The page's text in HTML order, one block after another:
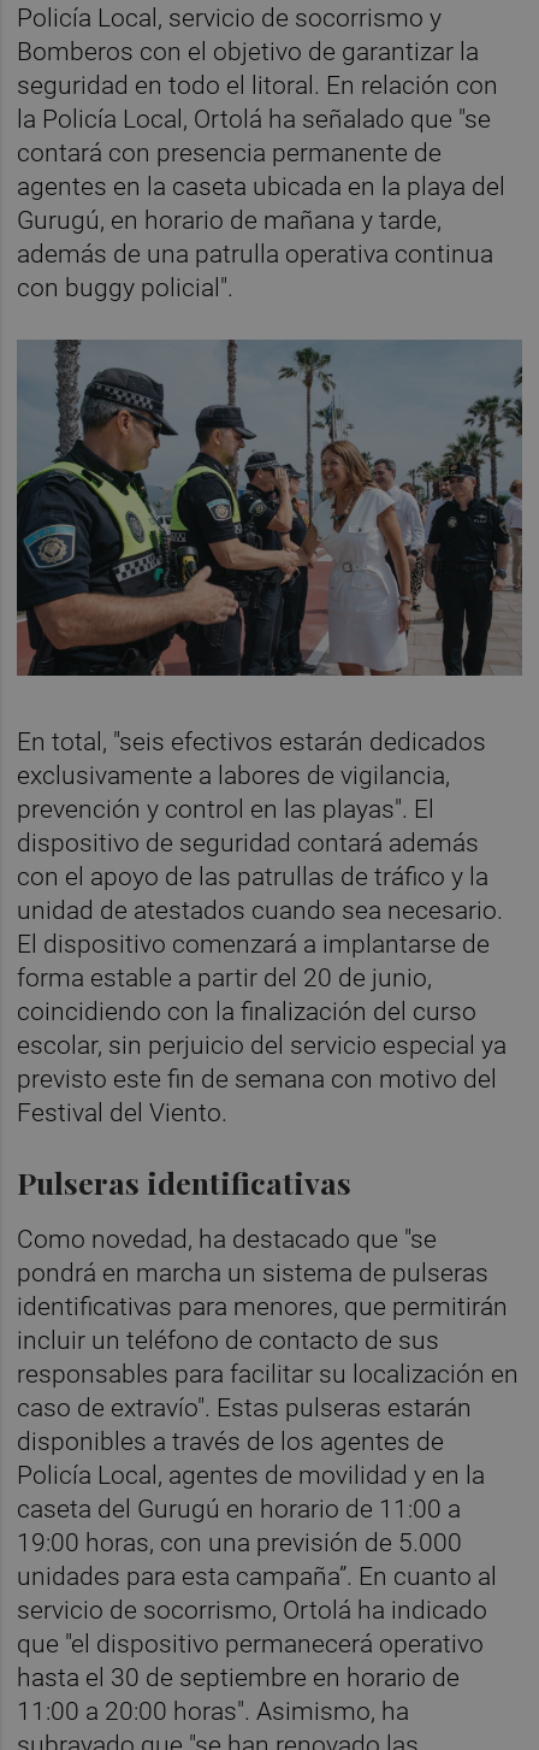
Policía Local, servicio de socorrismo y
Bomberos con el objetivo de garantizar la
seguridad en todo el litoral. En relación con
la Policía Local, Ortolá ha señalado que "se
contará con presencia permanente de
agentes en la caseta ubicada en la playa del
Gurugú, en horario de mañana y tarde,
además de una patrulla operativa continua
con buggy policial".
En total, "seis efectivos estarán dedicados
exclusivamente a labores de vigilancia,
prevención y control en las playas". El
dispositivo de seguridad contará además
con el apoyo de las patrullas de tráfico y la
unidad de atestados cuando sea necesario.
El dispositivo comenzará a implantarse de
forma estable a partir del 20 de junio,
coincidiendo con la finalización del curso
escolar, sin perjuicio del servicio especial ya
previsto este fin de semana con motivo del
Festival del Viento.
Pulseras identificativas
Como novedad, ha destacado que "se
pondrá en marcha un sistema de pulseras
identificativas para menores, que permitirán
incluir un teléfono de contacto de sus
responsables para facilitar su localización en
caso de extravío". Estas pulseras estarán
disponibles a través de los agentes de
Policía Local, agentes de movilidad y en la
caseta del Gurugú en horario de 11:00 a
19:00 horas, con una previsión de 5.000
unidades para esta campaña”. En cuanto al
servicio de socorrismo, Ortolá ha indicado
que "el dispositivo permanecerá operativo
hasta el 30 de septiembre en horario de
11:00 a 20:00 horas". Asimismo, ha